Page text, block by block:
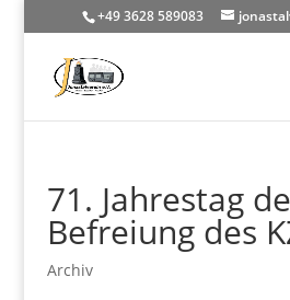
+49 3628 589083
71. Jahrestag
Befreiung des
Archiv